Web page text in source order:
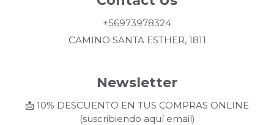
+56973978324
CAMINO SANTA ESTHER, 1811
Newsletter
📩 10% DESCUENTO EN TUS COMPRAS ONLINE
(suscribiendo aquí email)